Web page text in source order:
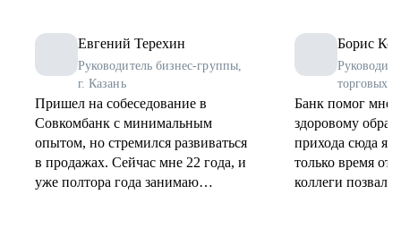
Евгений Терехин
Руководитель бизнес-группы,
г. Казань
Пришел на собеседование в
Совкомбанк с минимальным
опытом, но стремился развиваться
в продажах. Сейчас мне 22 года, и
уже полтора года занимаю
Борис
торговых
Банк помог мне
здоровому
прихода сюда я
только время от
коллеги позвали